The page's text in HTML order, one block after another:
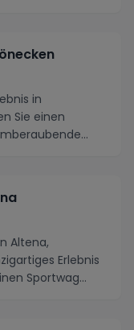
in
Sie einen
Altena,
Erlebnis
Sportwag...